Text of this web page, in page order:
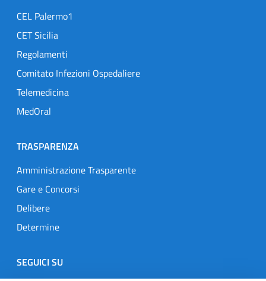
CEL Palermo1
CET Sicilia
Regolamenti
Comitato Infezioni Ospedaliere
Telemedicina
MedOral
TRASPARENZA
Amministrazione Trasparente
Gare e Concorsi
Delibere
Determine
SEGUICI SU